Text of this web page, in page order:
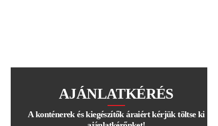
AJÁNLATKÉRÉS
A konténerek és kiegészítők áraiért kérjük töltse ki